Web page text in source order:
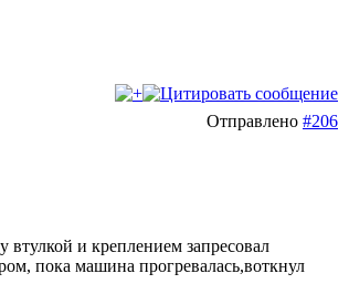
Отправлено #206
втулкой и креплением запресовал
пока машина прогревалась,воткнул